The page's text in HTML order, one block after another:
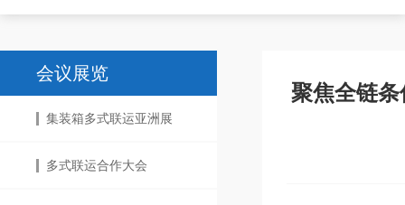
会议展览
集装箱多式联运亚洲展
多式联运合作大会
聚焦全链